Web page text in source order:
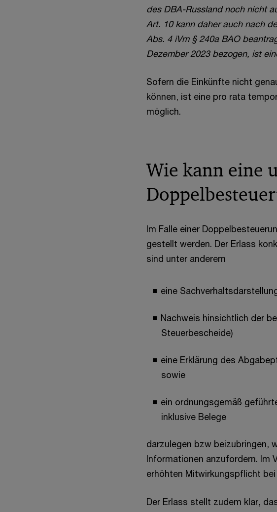
des DBA-Russland noch nicht
Art. 10 kann daher auch nach
Abs. 4 iVm § 240a BAO
Dezember 2023 bezogen, ist
Sofern die Einkünfte nicht
können, ist eine pro rata
möglich.
Wie kann eine
Im Falle einer
gestellt werden. Der Erlass
sind unter anderem
eine
Nachweis hinsichtlich der
Steuerbescheide)
eine Erklärung des
sowie
ein ordnungsgemäß
inklusive Belege
darzulegen bzw beizubringen,
Informationen anzufordern. Im
erhöhten Mitwirkungspflicht
Der Erlass stellt zudem klar,